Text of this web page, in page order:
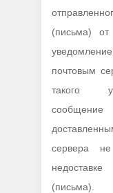
(письма) от
почтовым
такого
сервера
(письма).